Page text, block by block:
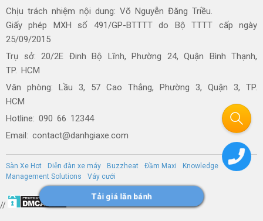
Tải giá lăn bánh
Chịu trách nhiệm nội dung: Võ Nguyễn Đăng Triều.
Giấy phép MXH số 491/GP-BTTTT do Bộ TTTT cấp ngày
25/09/2015
Trụ sở: 20/2E Đinh Bộ Lĩnh, Phường 24, Quận Bình Thạnh,
TP. HCM
Văn phòng: Lầu 3, 57 Cao Thắng, Phường 3, Quận 3, TP.
HCM
Hotline: 090 66 12344
Email: contact@danhgiaxe.com
Sàn Xe Hot Diễn đàn xe máy Buzzheat Đầm Maxi
Knowledge
Management Solutions
Váy cưới
//